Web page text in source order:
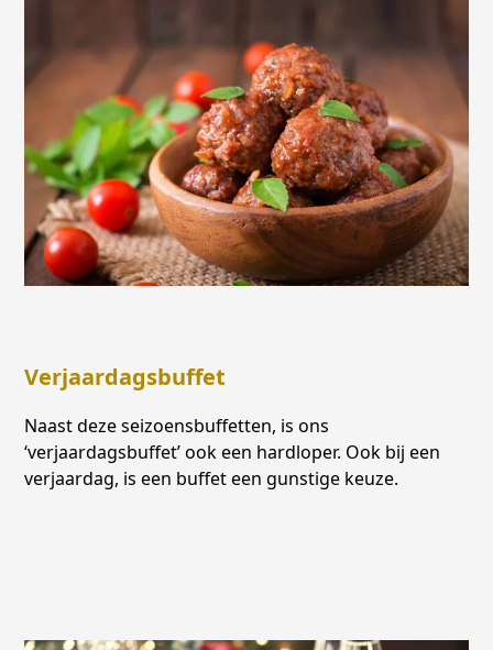
Verjaardagsbuffet
Naast deze seizoensbuffetten, is ons
‘verjaardagsbuffet’ ook een hardloper. Ook bij een
verjaardag, is een buffet een gunstige keuze.